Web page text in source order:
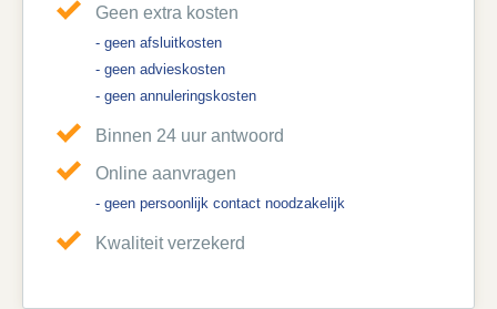
Geen extra kosten
- geen afsluitkosten
- geen advieskosten
- geen annuleringskosten
Binnen 24 uur antwoord
Online aanvragen
- geen persoonlijk contact noodzakelijk
Kwaliteit verzekerd